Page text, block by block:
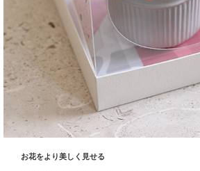
お花をより美しく見せる